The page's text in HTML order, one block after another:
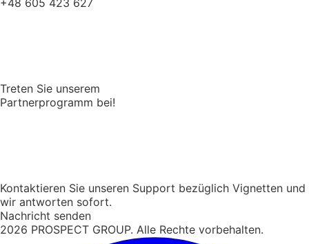
+48 605 423 627
Treten Sie unserem
Partnerprogramm bei!
Kontaktieren Sie unseren Support bezüglich Vignetten und
wir antworten sofort.
Nachricht senden
2026 PROSPECT GROUP. Alle Rechte vorbehalten.